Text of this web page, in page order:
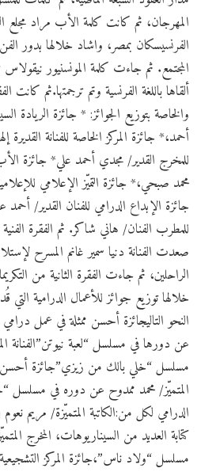
المهرجان، ثم كانت كلمة الأب مراد مجلع
الفرنسيسكان بمصر، واشاد خلالها بدور
المجتمع. ثم جاءت كلمة المونسنيور نيقولاس
ألقاها باللغة الفرنسية وتم ترجمتها.ثم كانت
والخاصة بتوزيع الجوائز: * جائزة الريادة
أحمد،* جائزة المركز الخاصة للفنانة
للمخرج القدير/ مجدي أحمد علي* جائزة
محمد صبحي،* جائزة التميّز الإعلامي
جائزة الإبداع الدرامي للفنان القدير/ أحمد
للمطرب الفنان/ هاني شاكر. ثم الفقرة
صعدت الفنانة دنيا سمير غانم المسرح
الراحلين، ثم جاءت الفقرة الثانية من
النحو التاليجائزة أحسن ممثلة في عمل
​عن دورها في مسلسل “لعبة نيوتن”الفنانة
مسلسل “خلي بالك من زيزي”جائزة أحسن
المتميّز/ محمد ممدوح عن دوره في مسلسل
الدرامي لكل من:الكاتبة المتميّزة/ مريم
كتابة العديد من السيناريوهات، المخرج
مسلسل “ولاد ناس”،جائزة المركز التشجيعية